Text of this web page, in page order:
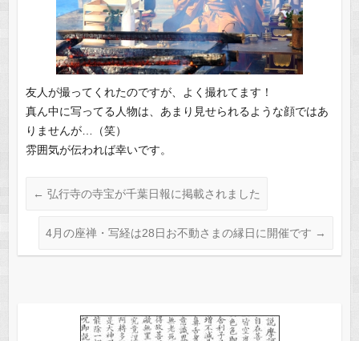
友人が撮ってくれたのですが、よく撮れてます！
真ん中に写ってる人物は、あまり見せられるような顔ではあ
りませんが…（笑）
雰囲気が伝われば幸いです。
← 弘行寺の寺宝が千葉日報に掲載されました
4月の座禅・写経は28日お不動さまの縁日に開催です →